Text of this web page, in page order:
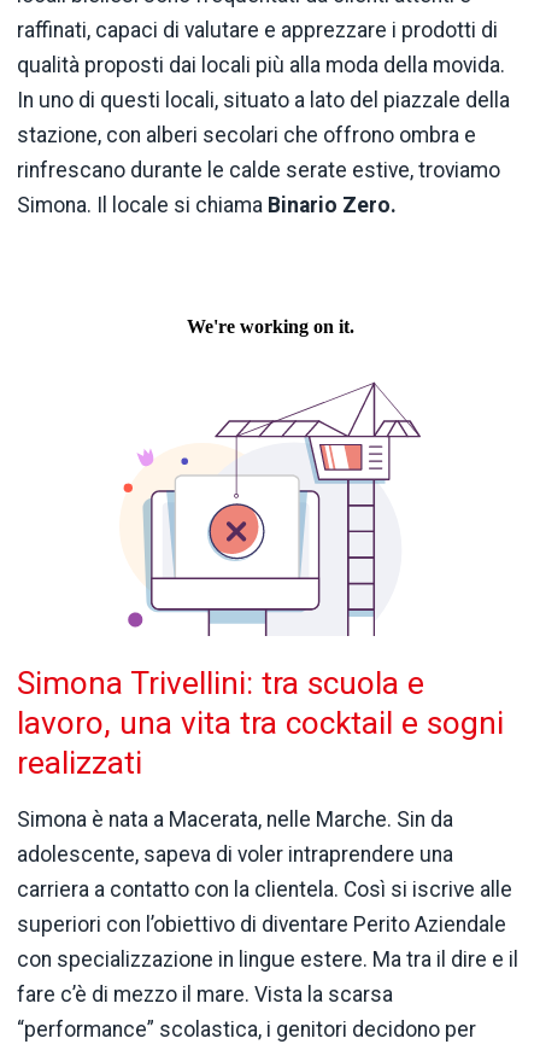
raffinati, capaci di valutare e apprezzare i prodotti di
qualità proposti dai locali più alla moda della movida.
In uno di questi locali, situato a lato del piazzale della
stazione, con alberi secolari che offrono ombra e
rinfrescano durante le calde serate estive, troviamo
Simona. Il locale si chiama Binario Zero.
Simona Trivellini: tra scuola e
lavoro, una vita tra cocktail e sogni
realizzati
Simona è nata a Macerata, nelle Marche. Sin da
adolescente, sapeva di voler intraprendere una
carriera a contatto con la clientela. Così si iscrive alle
superiori con l’obiettivo di diventare Perito Aziendale
con specializzazione in lingue estere. Ma tra il dire e il
fare c’è di mezzo il mare. Vista la scarsa
“performance” scolastica, i genitori decidono per